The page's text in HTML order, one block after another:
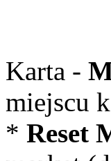
Karta -
miejscu
* Reset